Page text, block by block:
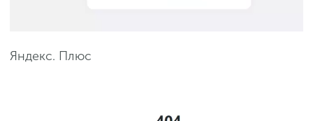
Яндекс. Плюс